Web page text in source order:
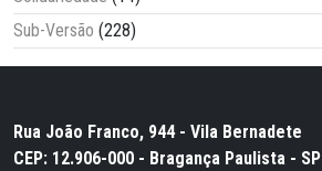
Sub-Versão (228)
Rua João Franco, 944 - Vila Bernadete
CEP: 12.906-000 - Bragança Paulista - SP